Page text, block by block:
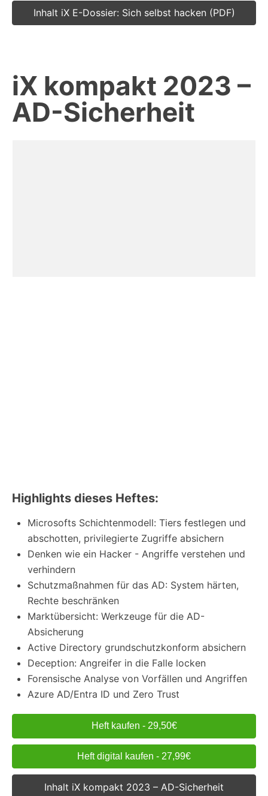
Inhalt iX E-Dossier: Sich selbst hacken (PDF)
iX kompakt 2023 –
AD-Sicherheit
Highlights dieses Heftes:
Microsofts Schichtenmodell: Tiers festlegen und
abschotten, privilegierte Zugriffe absichern
Denken wie ein Hacker - Angriffe verstehen und
verhindern
Schutzmaßnahmen für das AD: System härten,
Rechte beschränken
Marktübersicht: Werkzeuge für die AD-
Absicherung
Active Directory grundschutzkonform absichern
Deception: Angreifer in die Falle locken
Forensische Analyse von Vorfällen und Angriffen
Azure AD/Entra ID und Zero Trust
Heft kaufen - 29,50€
Heft digital kaufen - 27,99€
Inhalt iX kompakt 2023 – AD-Sicherheit